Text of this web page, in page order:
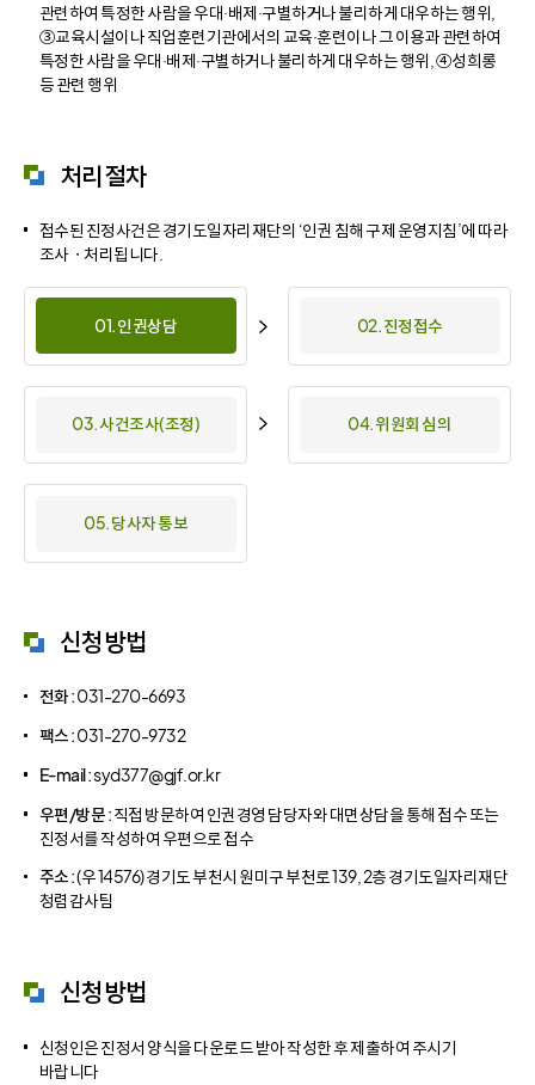
관련하여 특정한 사람을 우대·배제·구별하거나 불리하게 대우하는 행위,
③교육시설이나 직업훈련기관에서의 교육·훈련이나 그 이용과 관련하여
특정한 사람을 우대·배제·구별하거나 불리하게 대우하는 행위, ④성희롱
등 관련 행위
처리절차
접수된 진정사건은 경기도일자리재단의 ‘인권 침해 구제 운영지침’에 따라
조사ㆍ처리됩니다.
01. 인권상담 02. 진정접수
03. 사건조사(조정) 04. 위원회 심의
05. 당사자 통보
신청방법
전화 :031-270-6693
팩스 :031-270-9732
E-mail :syd377@gjf.or.kr
우편/방문 :직접 방문하여 인권경영 담당자와 대면상담을 통해 접수 또는
진정서를 작성하여 우편으로 접수
주소 :(우 14576) 경기도 부천시 원미구 부천로 139, 2층 경기도일자리재단
청렴감사팀
신청방법
신청인은 진정서 양식을 다운로드 받아 작성한 후 제출하여 주시기
바랍니다